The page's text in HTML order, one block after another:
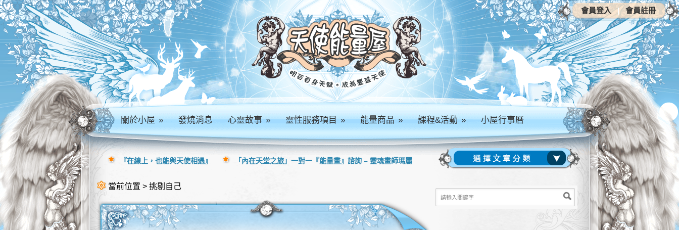
關於小屋» 發燒消息 心靈故事» 靈性服務項目» 能量商品» 課程&活動» 小屋行事曆
當前位置 > 挑剔自己
『在線上，也能與天使相遇』 「內在天堂之旅」一對一『能量畫』諮詢 – 靈魂畫師瑪麗
會員登入 | 會員註冊